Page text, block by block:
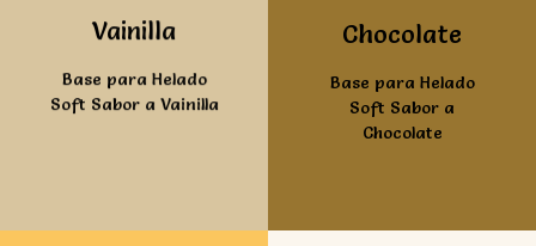
Vainilla
Base para Helado
Soft Sabor a Vainilla
Ver mas Chocolate
Base para Helado
Soft Sabor a
Chocolate